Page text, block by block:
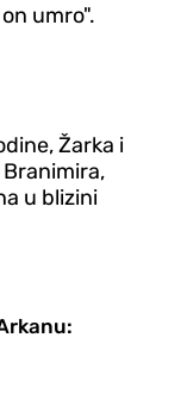
umro".
Žarka i
u blizini